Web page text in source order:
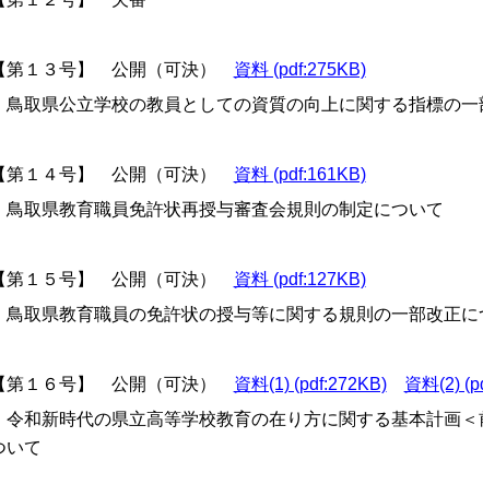
１３号】 公開（可決） 資料 (pdf:275KB)
県公立学校の教員としての資質の向上に関する指標の一
１４号】 公開（可決） 資料 (pdf:161KB)
鳥取県教育職員免許状再授与審査会規則の制定について
１５号】 公開（可決） 資料 (pdf:127KB)
鳥取県教育職員の免許状の授与等に関する規則の一部改正に
１６号】 公開（可決） 資料(1) (pdf:272KB) 資料(2)
令和新時代の県立高等学校教育の在り方に関する基本計画＜
いて